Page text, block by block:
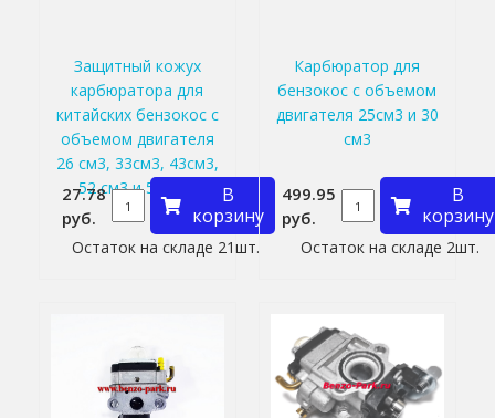
Защитный кожух
карбюратора для
китайских бензокос с
объемом двигателя
26 см3, 33см3, 43см3,
52 см3 и 56 см3
27.78
руб.
В
корзину
Остаток на складе 21шт.
Карбюратор для
бензокос с объемом
двигателя 25см3 и 30
см3
499.95
руб.
В
корзину
Остаток на складе 2шт.